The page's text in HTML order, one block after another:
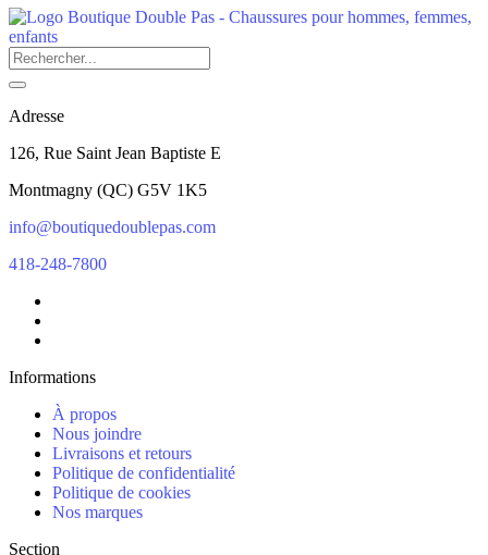
Adresse
126, Rue Saint Jean Baptiste E
Montmagny (QC) G5V 1K5
info@boutiquedoublepas.com
418-248-7800
Informations
À propos
Nous joindre
Livraisons et retours
Politique de confidentialité
Politique de cookies
Nos marques
Section